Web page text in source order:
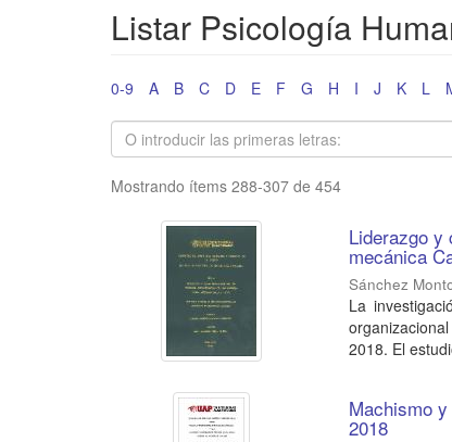
Listar Psicología
0-9 A B C D E F G H I J K L
Mostrando ítems 288-307 de 454
Liderazgo y
mecánica
Sánchez
La
2018. El
Machismo
2018